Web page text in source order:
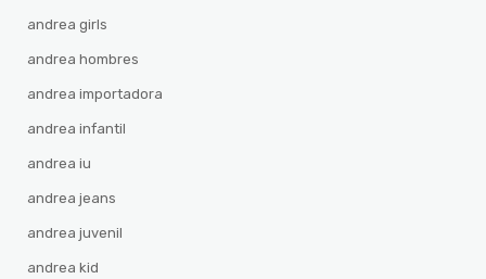
andrea girls
andrea hombres
andrea importadora
andrea infantil
andrea iu
andrea jeans
andrea juvenil
andrea kid